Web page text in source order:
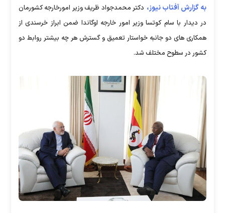
به گزارش آفتاب نیوز، دکتر محمدجواد ظریف وزیر امورخارجه کشورمان
در دیدار با سام کوتسا وزیر امور خارجه اوگاندا ضمن ابراز خرسندی از
همکاری های دو جانبه خواستار تعمیق و گسترش هر چه بیشتر روابط دو
کشور در سطوح مختلف شد.